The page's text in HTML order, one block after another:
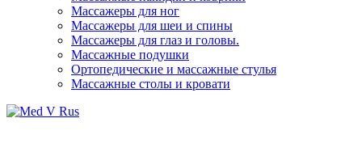
Массажеры для ног
Массажеры для шеи и спины
Массажеры для глаз и головы.
Массажные подушки
Ортопедические и массажные стулья
Массажные столы и кровати